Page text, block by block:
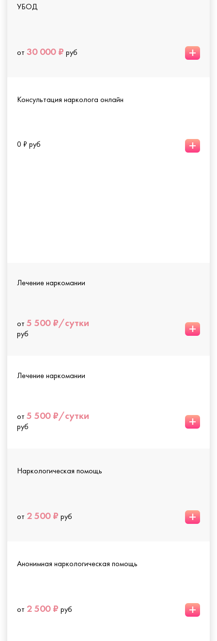
УБОД
от 30 000 ₽ руб +
Консультация нарколога онлайн
0 ₽ руб +
Лечение наркомании
от 5 500 ₽/сутки
руб +
Лечение наркомании
от 5 500 ₽/сутки
руб +
Наркологическая помощь
от 2 500 ₽ руб +
Анонимная наркологическая помощь
от 2 500 ₽ руб +